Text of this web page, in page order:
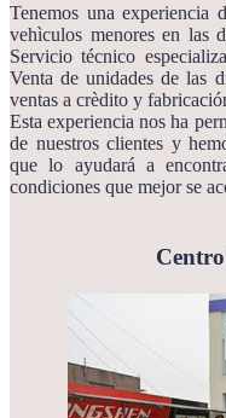
Tenemos una experiencia
vehìculos menores en las
Servicio técnico
Venta de unidades de las
ventas a crèdito y
Esta experiencia nos ha
de nuestros clientes y
que lo ayudará a
condiciones que mejor se